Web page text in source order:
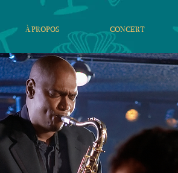
À PROPOS CONCERT